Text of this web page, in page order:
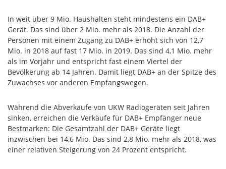
In weit über 9 Mio. Haushalten steht mindestens ein DAB+
Gerät. Das sind über 2 Mio. mehr als 2018. Die Anzahl der
Personen mit einem Zugang zu DAB+ erhöht sich von 12,7
Mio. in 2018 auf fast 17 Mio. in 2019. Das sind 4,1 Mio. mehr
als im Vorjahr und entspricht fast einem Viertel der
Bevölkerung ab 14 Jahren. Damit liegt DAB+ an der Spitze des
Zuwachses vor anderen Empfangswegen.
Während die Abverkäufe von UKW Radiogeräten seit Jahren
sinken, erreichen die Verkäufe für DAB+ Empfänger neue
Bestmarken: Die Gesamtzahl der DAB+ Geräte liegt
inzwischen bei 14,6 Mio. Das sind 2,8 Mio. mehr als 2018, was
einer relativen Steigerung von 24 Prozent entspricht.